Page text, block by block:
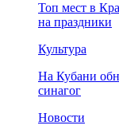
Топ мест в
на праздники
Культура
На Кубани
синагог
Новости